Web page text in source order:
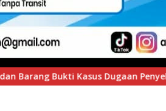
Perjalanan Ibadah